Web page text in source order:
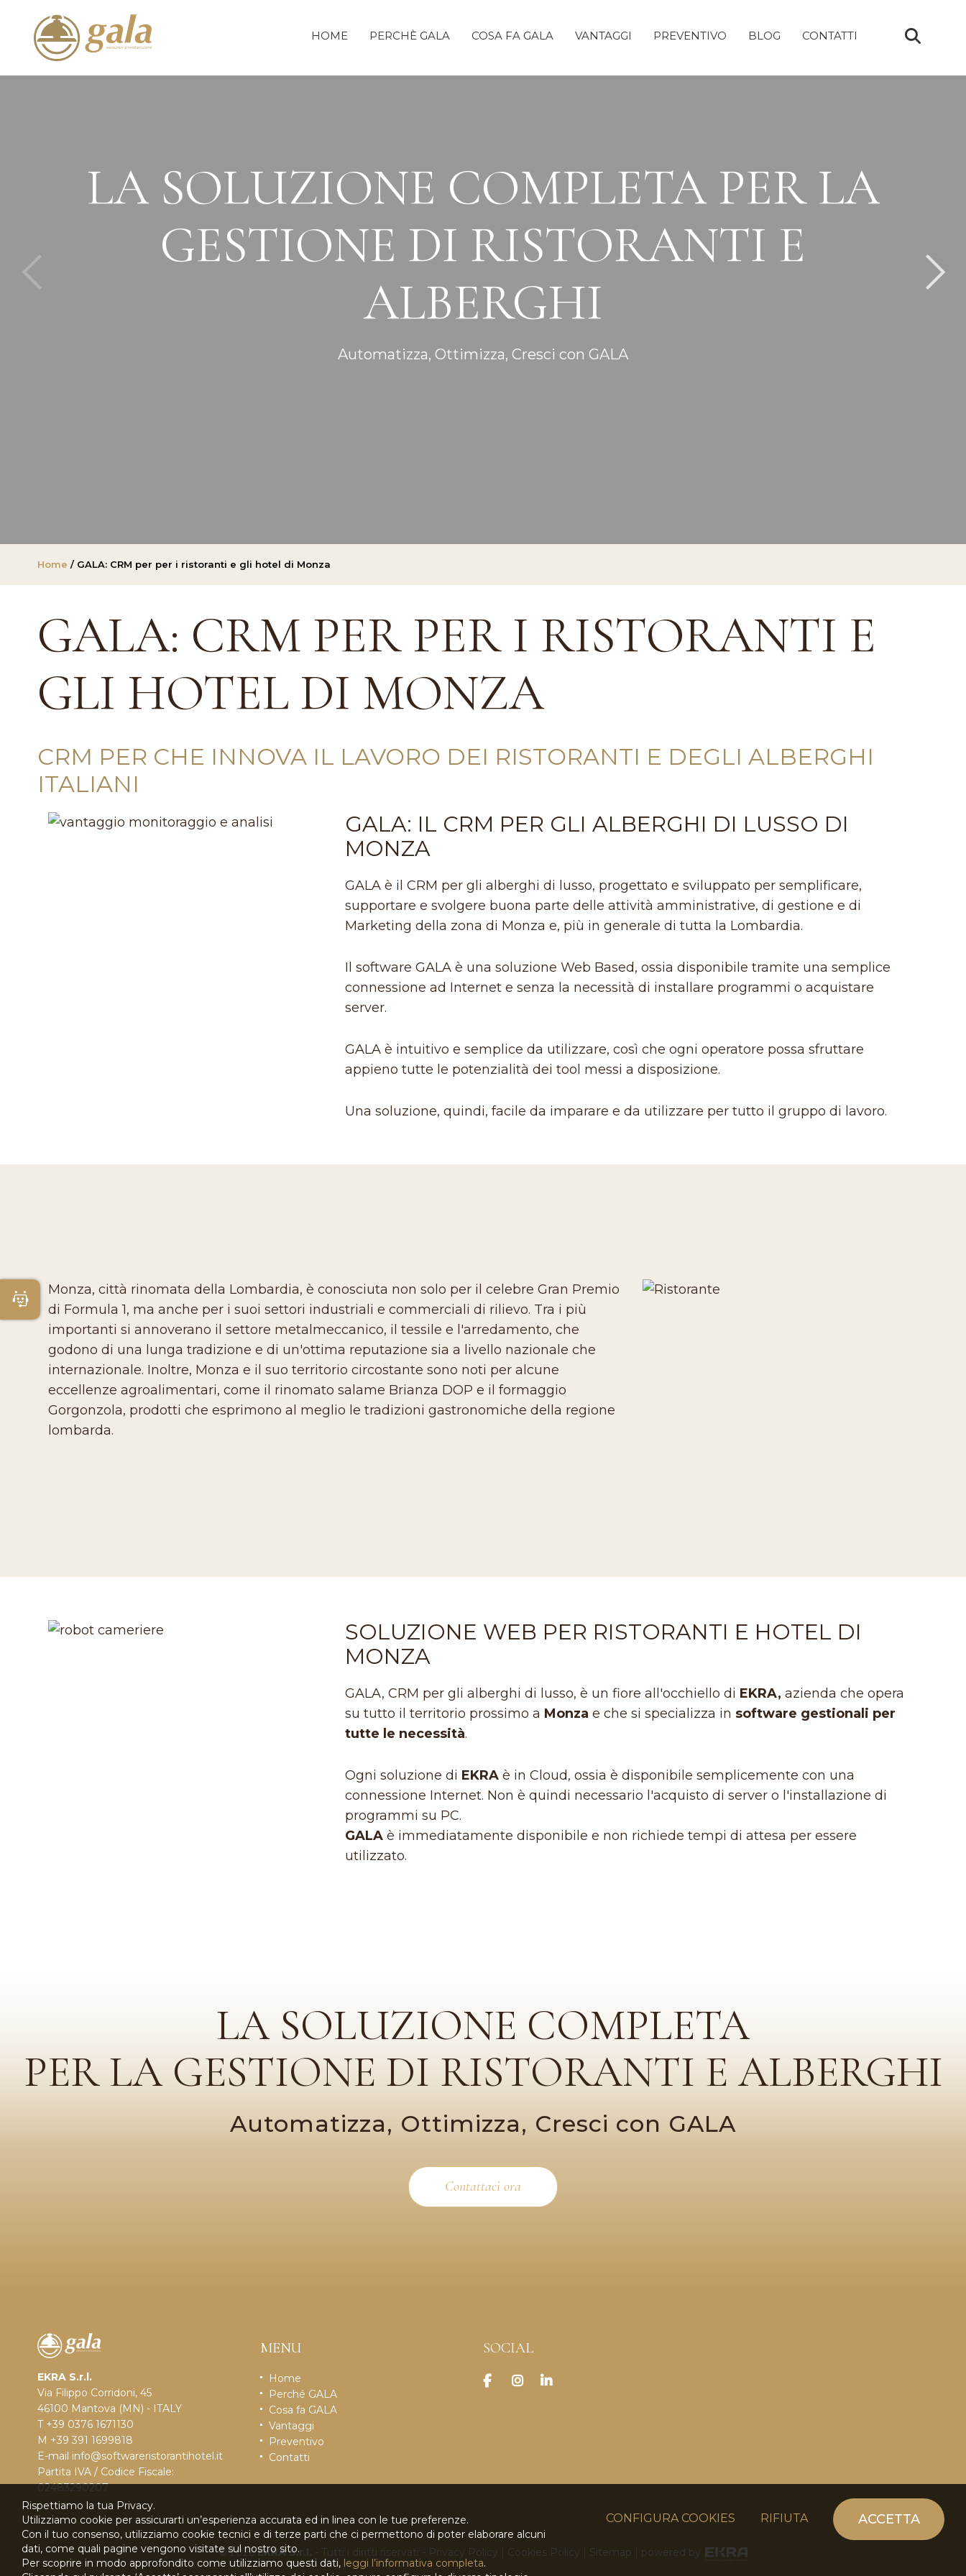
HOME PERCHÈ GALA COSA FA GALA VANTAGGI PREVENTIVO BLOG CONTATTI
LA SOLUZIONE COMPLETA PER LA
GESTIONE DI RISTORANTI E
ALBERGHI
Automatizza, Ottimizza, Cresci con GALA
Home / GALA: CRM per per i ristoranti e gli hotel di Monza
GALA: CRM PER PER I RISTORANTI E
GLI HOTEL DI MONZA
CRM PER CHE INNOVA IL LAVORO DEI RISTORANTI E DEGLI ALBERGHI
ITALIANI
GALA: IL CRM PER GLI ALBERGHI DI LUSSO DI
MONZA
GALA è il CRM per gli alberghi di lusso, progettato e sviluppato per semplificare,
supportare e svolgere buona parte delle attività amministrative, di gestione e di
Marketing della zona di Monza e, più in generale di tutta la Lombardia.
Il software GALA è una soluzione Web Based, ossia disponibile tramite una semplice
connessione ad Internet e senza la necessità di installare programmi o acquistare
server.
GALA è intuitivo e semplice da utilizzare, così che ogni operatore possa sfruttare
appieno tutte le potenzialità dei tool messi a disposizione.
Una soluzione, quindi, facile da imparare e da utilizzare per tutto il gruppo di lavoro.
Monza, città rinomata della Lombardia, è conosciuta non solo per il celebre Gran Premio
di Formula 1, ma anche per i suoi settori industriali e commerciali di rilievo. Tra i più
importanti si annoverano il settore metalmeccanico, il tessile e l'arredamento, che
godono di una lunga tradizione e di un'ottima reputazione sia a livello nazionale che
internazionale. Inoltre, Monza e il suo territorio circostante sono noti per alcune
eccellenze agroalimentari, come il rinomato salame Brianza DOP e il formaggio
Gorgonzola, prodotti che esprimono al meglio le tradizioni gastronomiche della regione
lombarda.
SOLUZIONE WEB PER RISTORANTI E HOTEL DI
MONZA
GALA, CRM per gli alberghi di lusso, è un fiore all'occhiello di EKRA,azienda che opera
su tutto il territorio prossimo a Monza e che si specializza in software gestionali per
tutte le necessità.
Ogni soluzione di EKRA è in Cloud, ossia è disponibile semplicemente con una
connessione Internet. Non è quindi necessario l'acquisto di server o l'installazione di
programmi su PC.
GALAè immediatamente disponibile e non richiede tempi di attesa per essere
utilizzato.
LA SOLUZIONE COMPLETA
PER LA GESTIONE DI RISTORANTI E ALBERGHI
Automatizza, Ottimizza, Cresci con GALA
Contattaci ora
Apri Chatbot
EKRA S.r.l.
Via Filippo Corridoni, 45
46100 Mantova (MN) - ITALY
T +39 0376 1671130
M +39 391 1699818
E-mail info@softwareristorantihotel.it
Partita IVA / Codice Fiscale:
02483290207
MENU
Home
Perché GALA
Cosa fa GALA
Vantaggi
Preventivo
Contatti
SOCIAL
© 2026EKRA S.r.l. - Tutti i diritti riservati - Privacy Policy | Cookies Policy | Sitemap | powered by
Rispettiamo la tua Privacy.
Utilizziamo cookie per assicurarti un’esperienza accurata ed in linea con le tue preferenze.
Con il tuo consenso, utilizziamo cookie tecnici e di terze parti che ci permettono di poter elaborare alcuni
dati, come quali pagine vengono visitate sul nostro sito.
Per scoprire in modo approfondito come utilizziamo questi dati, leggi l’informativa completa.
CONFIGURA COOKIES RIFIUTA ACCETTA